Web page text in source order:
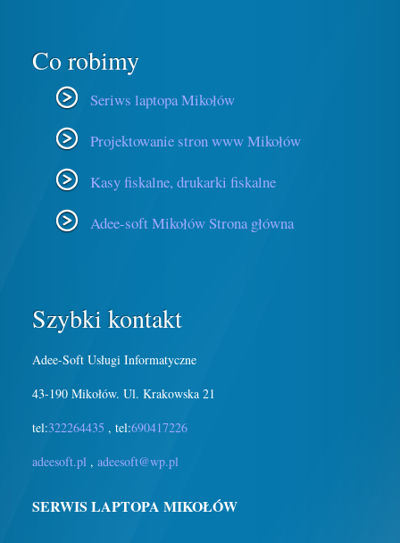
Co robimy
Seriws laptopa Mikołów
Projektowanie stron www Mikołów
Kasy fiskalne, drukarki fiskalne
Adee-soft Mikołów Strona główna
Szybki kontakt
Adee-Soft Usługi Informatyczne
43-190 Mikołów. Ul. Krakowska 21
tel:322264435 , tel:690417226
adeesoft.pl ,adeesoft@wp.pl
SERWIS LAPTOPA MIKOŁÓW